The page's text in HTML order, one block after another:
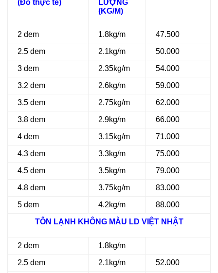
(Đo thực tế)
LƯỢNG
(KG/M)
2 dem 1.8kg/m 47.500
2.5 dem 2.1kg/m 50.000
3 dem 2.35kg/m 54.000
3.2 dem 2.6kg/m 59.000
3.5 dem 2.75kg/m 62.000
3.8 dem 2.9kg/m 66.000
4 dem 3.15kg/m 71.000
4.3 dem 3.3kg/m 75.000
4.5 dem 3.5kg/m 79.000
4.8 dem 3.75kg/m 83.000
5 dem 4.2kg/m 88.000
TÔN LẠNH KHÔNG MÀU LD VIỆT NHẬT
2 dem 1.8kg/m
2.5 dem 2.1kg/m 52.000